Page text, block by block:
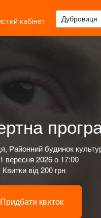
кабінет Дубровиця
Районний будинок
вересня 2026 о 17:00
Квитки від 200 грн
Придбати квиток